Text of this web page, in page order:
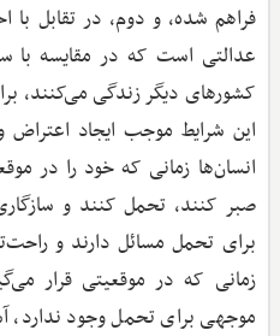
فراهم شده، و دوم، در تقابل
عدالتی است که در مقایسه با
کشورهای دیگر زندگی می‌کنند،
این شرایط موجب ایجاد
انسان‌ها زمانی که خود را در
صبر کنند، تحمل کنند و
برای تحمل مسائل دارند و
زمانی که در موقعیتی قرار
موجهی برای تحمل وجود ندارد،